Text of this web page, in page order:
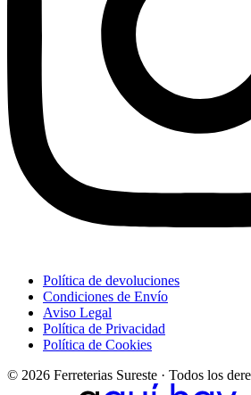
Política de devoluciones
Condiciones de Envío
Aviso Legal
Política de Privacidad
Política de Cookies
© 2026 Ferreterias Sureste · Todos los